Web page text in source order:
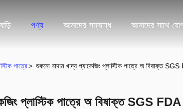
বাড়ি পণ্য আমাদের সম্বন্ধে আমাদের সাথে
পাত্রে> শুকনো বাদাম খাদ্য প্যাকেজিং প্লাস্টিক পাত্রে অ বিষাক্ত
প্লাস্টিক পাত্রে অ বিষাক্ত SGS FDA